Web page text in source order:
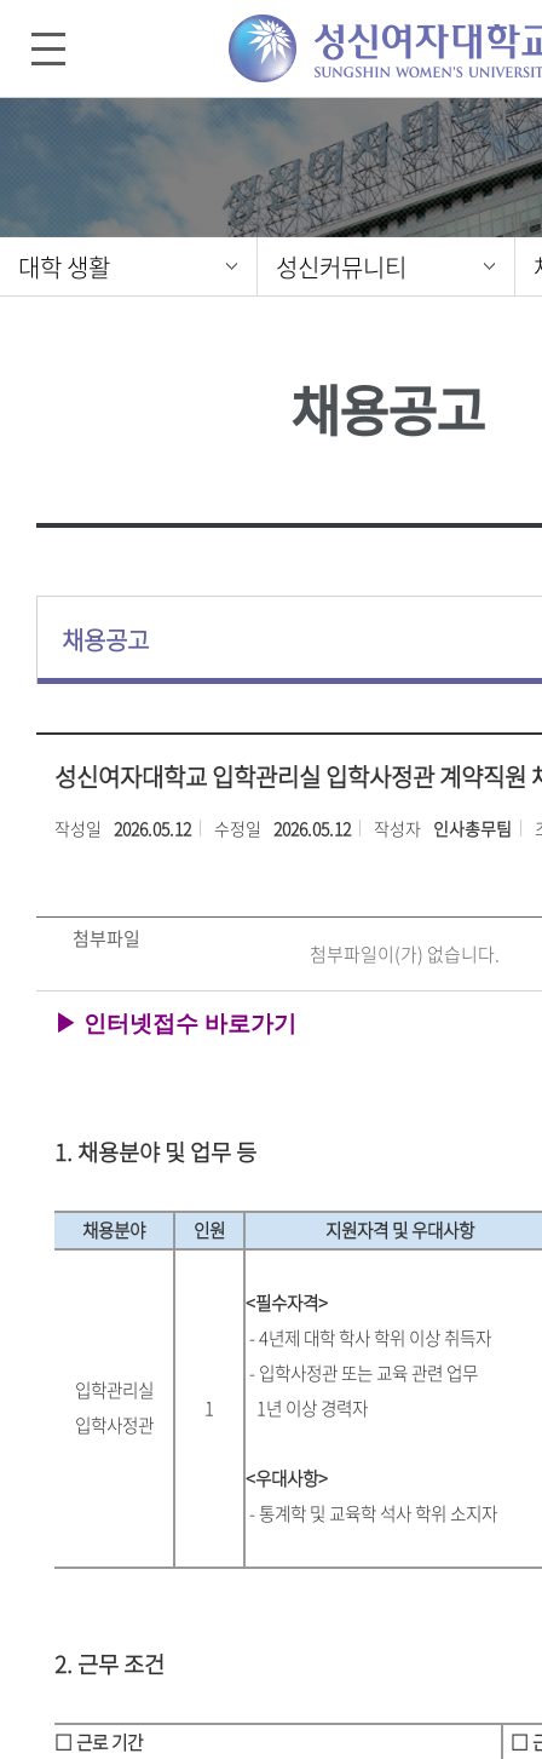
대학 생활 성신커뮤니티
채용공고
채용공고
성신여자대학교 입학관리실 입학사정관 계약직원
작성일 2026.05.12 수정일 2026.05.12 작성자 인사총무팀
첨부파일
첨부파일이(가) 없습니다.
▶ 인터넷접수 바로가기
1. 채용분야 및 업무 등
채용분야 인원 지원자격 및 우대사항
입학관리실
입학사정관
1
<필수자격>
- 4년제 대학 학사 학위 이상 취득자
- 입학사정관 또는 교육 관련 업무
1년 이상 경력자
<우대사항>
- 통계학 및 교육학 석사 학위 소지자
2. 근무 조건
□ 근로 기간
□